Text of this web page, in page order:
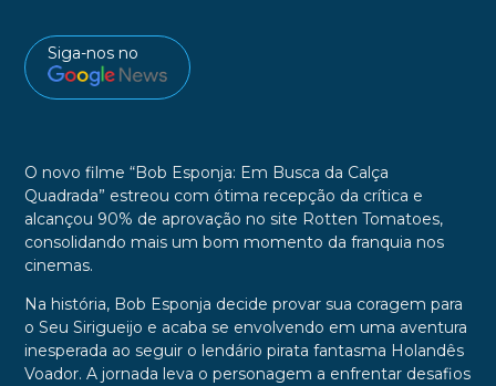
Siga-nos no
O novo filme “Bob Esponja: Em Busca da Calça
Quadrada” estreou com ótima recepção da crítica e
alcançou 90% de aprovação no site Rotten Tomatoes,
consolidando mais um bom momento da franquia nos
cinemas.
Na história, Bob Esponja decide provar sua coragem para
o Seu Sirigueijo e acaba se envolvendo em uma aventura
inesperada ao seguir o lendário pirata fantasma Holandês
Voador. A jornada leva o personagem a enfrentar desafios